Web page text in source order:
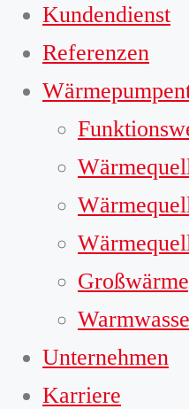
Kundendienst
Referenzen
Unternehmen
Karriere